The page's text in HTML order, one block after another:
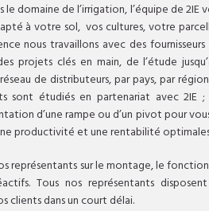
domaine de l’irrigation, l’équipe de 2IE
à votre sol, vos cultures, votre
nous travaillons avec des
projets clés en main, de l’étude
de distributeurs, par pays, par
sont étudiés en partenariat avec 2IE
d’une rampe ou d’un pivot pour
productivité et une rentabilité
représentants sur le montage, le
Tous nos représentants
clients dans un court délai.